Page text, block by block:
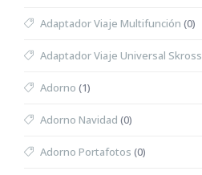
Adaptador Viaje Multifunción (0)
Adaptador Viaje Universal Skross
Adorno (1)
Adorno Navidad (0)
Adorno Portafotos (0)